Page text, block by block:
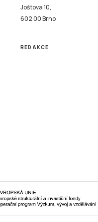
Joštova 10,
602 00 Brno
REDAKCE